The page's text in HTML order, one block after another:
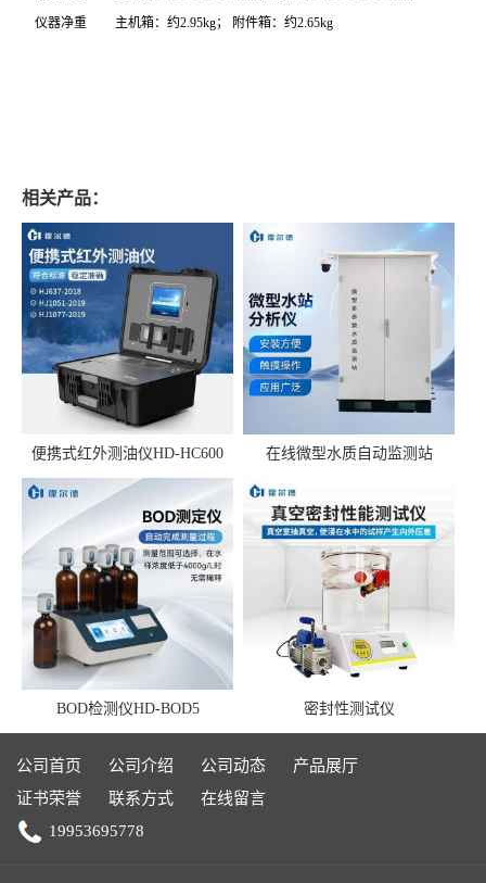
仪器净重
主机箱：约2.95kg； 附件箱：约2.65kg
相关产品：
便携式红外测油仪HD-HC600 在线微型水质自动监测站
BOD检测仪HD-BOD5 密封性测试仪
公司首页 公司介绍 公司动态
产品展厅
证书荣誉
联系方式
在线留言
19953695778